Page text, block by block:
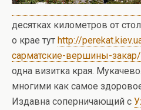
десятках километров от
о крае тут http://
сарматские-вершины-закар/
одна визитка края.
многими как самое
Издавна соперничающий с